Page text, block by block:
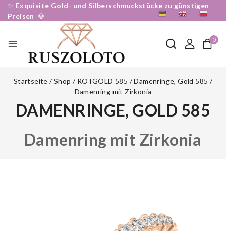
✨ Exquisite Gold- und Silberschmuckstücke zu günstigen
Preisen 💎
0
Startseite / Shop / ROTGOLD 585 / Damenringe, Gold 585 /
Damenring mit Zirkonia
DAMENRINGE, GOLD 585
Damenring mit Zirkonia